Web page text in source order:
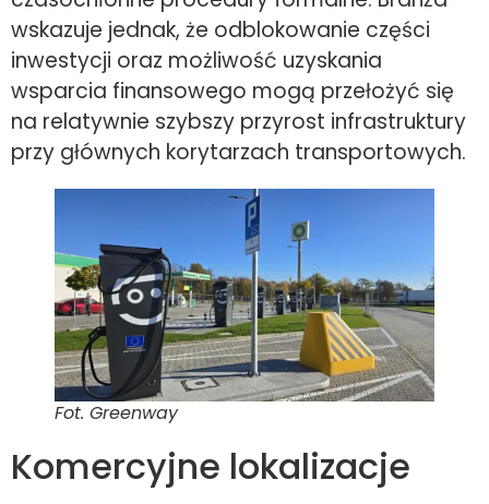
wskazuje jednak, że odblokowanie części
inwestycji oraz możliwość uzyskania
wsparcia finansowego mogą przełożyć się
na relatywnie szybszy przyrost infrastruktury
przy głównych korytarzach transportowych.
Fot. Greenway
Komercyjne lokalizacje